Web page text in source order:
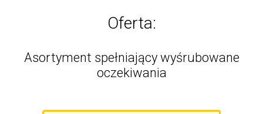
Oferta:
Asortyment spełniający wyśrubowane
oczekiwania